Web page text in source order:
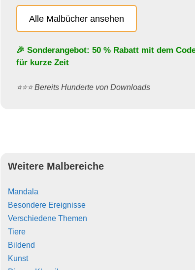
Alle Malbücher ansehen
🎉 Sonderangebot: 50 % Rabatt mit dem
für kurze Zeit
⭐️⭐️⭐️ Bereits Hunderte von Downloads
Weitere Malbereiche
Mandala
Besondere Ereignisse
Verschiedene Themen
Tiere
Bildend
Kunst